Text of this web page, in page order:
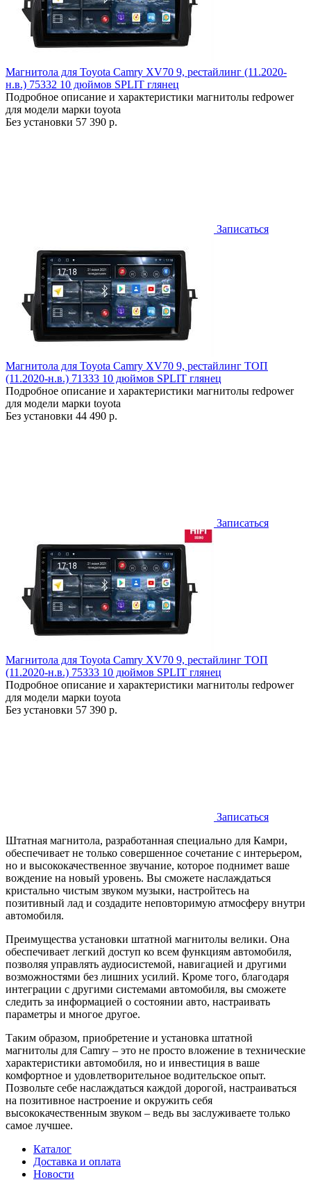
Магнитола для Toyota Camry XV70 9, рестайлинг (11.2020-
н.в.) 75332 10 дюймов SPLIT глянец
Подробное описание и характеристики магнитолы redpower
для модели марки toyota
Без установки 57 390 р.
Записаться
Магнитола для Toyota Camry XV70 9, рестайлинг ТОП
(11.2020-н.в.) 71333 10 дюймов SPLIT глянец
Подробное описание и характеристики магнитолы redpower
для модели марки toyota
Без установки 44 490 р.
Записаться
Магнитола для Toyota Camry XV70 9, рестайлинг ТОП
(11.2020-н.в.) 75333 10 дюймов SPLIT глянец
Подробное описание и характеристики магнитолы redpower
для модели марки toyota
Без установки 57 390 р.
Записаться
Штатная магнитола, разработанная специально для Камри,
обеспечивает не только совершенное сочетание с интерьером,
но и высококачественное звучание, которое поднимет ваше
вождение на новый уровень. Вы сможете наслаждаться
кристально чистым звуком музыки, настройтесь на
позитивный лад и создадите неповторимую атмосферу внутри
автомобиля.
Преимущества установки штатной магнитолы велики. Она
обеспечивает легкий доступ ко всем функциям автомобиля,
позволяя управлять аудиосистемой, навигацией и другими
возможностями без лишних усилий. Кроме того, благодаря
интеграции с другими системами автомобиля, вы сможете
следить за информацией о состоянии авто, настраивать
параметры и многое другое.
Таким образом, приобретение и установка штатной
магнитолы для Camry – это не просто вложение в технические
характеристики автомобиля, но и инвестиция в ваше
комфортное и удовлетворительное водительское опыт.
Позвольте себе наслаждаться каждой дорогой, настраиваться
на позитивное настроение и окружить себя
высококачественным звуком – ведь вы заслуживаете только
самое лучшее.
Каталог
Доставка и оплата
Новости